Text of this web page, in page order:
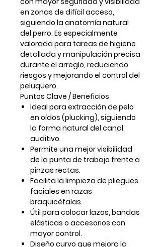
en zonas de difícil acceso,
siguiendo la anatomía natural
del perro. Es especialmente
valorada para tareas de higiene
detallada y manipulación precisa
durante el arreglo, reduciendo
riesgos y mejorando el control del
peluquero.
Puntos Clave / Beneficios
Ideal para extracción de pelo
en oídos (plucking), siguiendo
la forma natural del canal
auditivo.
Permite una mejor visibilidad
de la punta de trabajo frente a
pinzas rectas.
Facilita la limpieza de pliegues
faciales en razas
braquicéfalas.
Útil para colocar lazos, bandas
elásticas o accesorios con
mayor control.
Diseño curvo que mejora la